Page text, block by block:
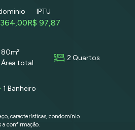
IPTU
R$ 97,87
80m²
Área total
2 Quartos
1 Banheiro
características, condomínio
a confirmação.